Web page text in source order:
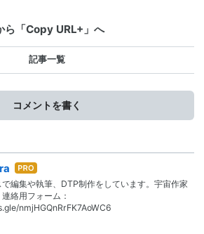
ら「Copy URL+」へ
記事一覧
コメントを書く
はて
なブ
ログ
Pro
編集や執筆、DTP制作をしています。宇宙作家
絡用フォーム：
nmjHGQnRrFK7AoWC6